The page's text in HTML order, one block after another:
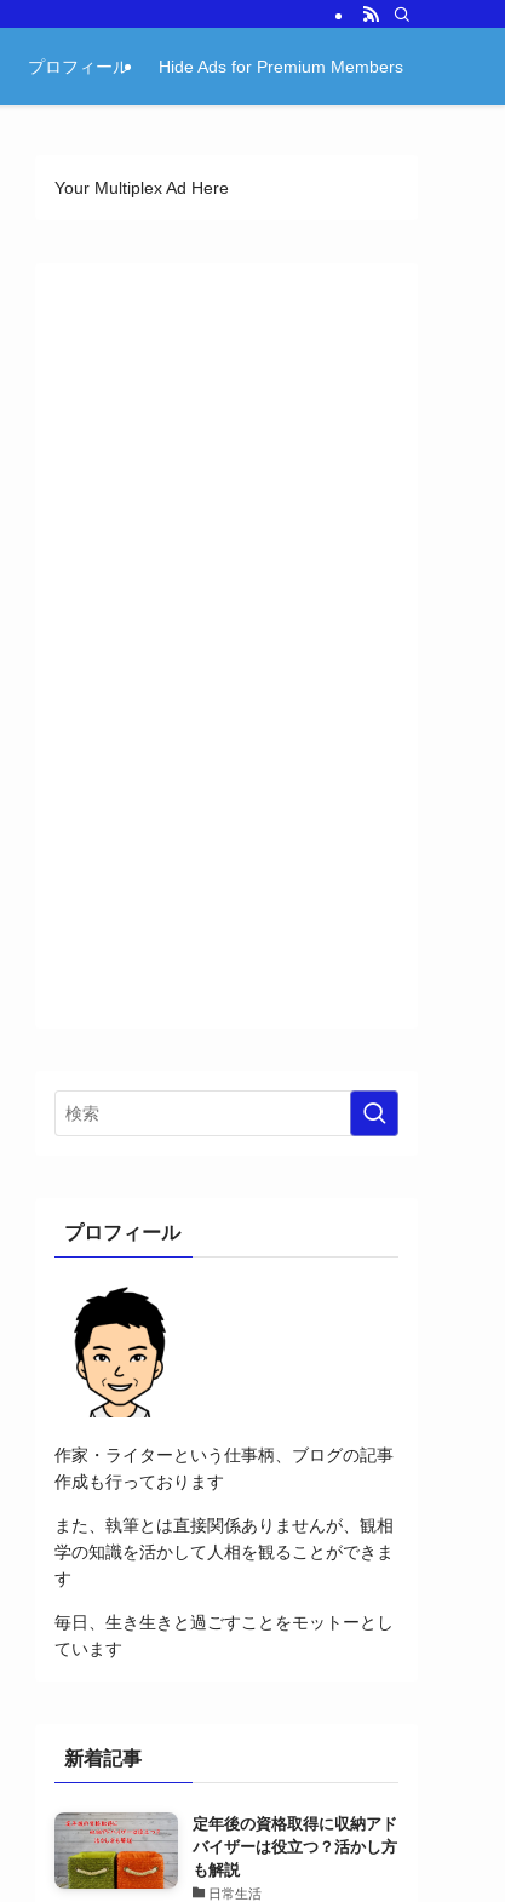
プロフィール Hide Ads for Premium Members
Your Multiplex Ad Here
プロフィール
作家・ライターという仕事柄、ブログの記事
作成も行っております
また、執筆とは直接関係ありませんが、観相
学の知識を活かして人相を観ることができま
す
毎日、生き生きと過ごすことをモットーとし
ています
新着記事
定年後の資格取得に収納アド
バイザーは役立つ？活かし方
も解説
日常生活